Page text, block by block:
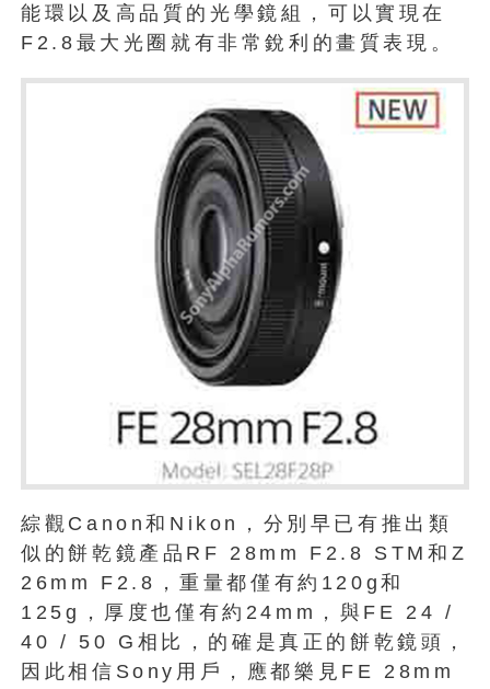
能環以及高品質的光學鏡組，可以實現在
F2.8最大光圈就有非常銳利的畫質表現。
綜觀Canon和Nikon，分別早已有推出類
似的餅乾鏡產品RF 28mm F2.8 STM和Z
26mm F2.8，重量都僅有約120g和
125g，厚度也僅有約24mm，與FE 24 /
40 / 50 G相比，的確是真正的餅乾鏡頭，
因此相信Sony用戶，應都樂見FE 28mm